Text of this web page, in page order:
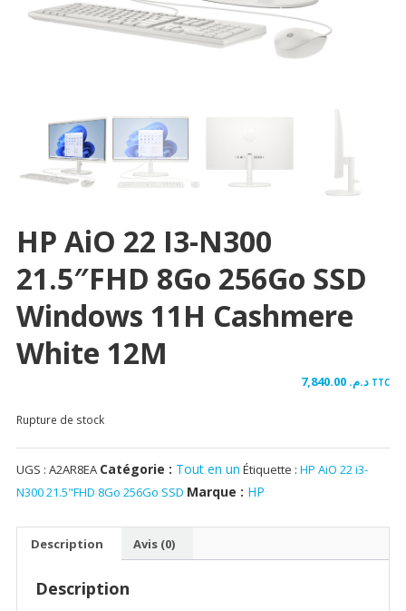
HP AiO 22 I3-N300
21.5″FHD 8Go 256Go SSD
Windows 11H Cashmere
White 12M
د.م. TTC
Rupture de stock
UGS : A2AR8EA Catégorie : Tout en un Étiquette : HP AiO 22 i3-
N300 21.5"FHD 8Go 256Go SSD Marque : HP
Description Avis (0)
Description